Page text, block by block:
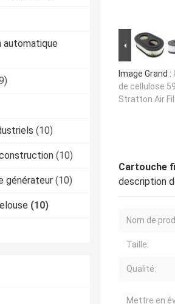
automatique
(10)
(10)
générateur (10)
(10)
Image Grand :
de cellulose
Stratton Air
Cartouche
description
Nom de
Taille:
Qualité:
Mettre en